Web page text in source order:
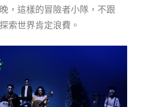
，這樣的冒險者小隊，不跟
索世界肯定浪費。